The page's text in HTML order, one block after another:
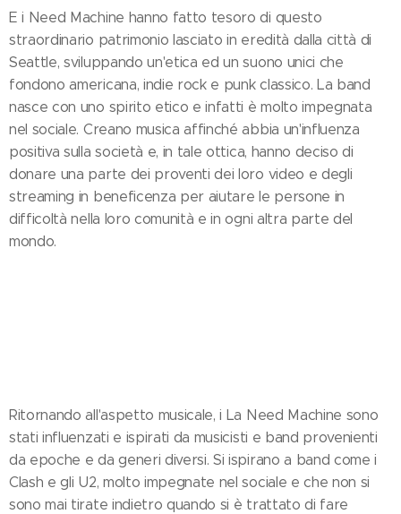
E i Need Machine hanno fatto tesoro di questo
straordinario patrimonio lasciato in eredità dalla città di
Seattle, sviluppando un'etica ed un suono unici che
fondono americana, indie rock e punk classico. La band
nasce con uno spirito etico e infatti è molto impegnata
nel sociale. Creano musica affinché abbia un'influenza
positiva sulla società e, in tale ottica, hanno deciso di
donare una parte dei proventi dei loro video e degli
streaming in beneficenza per aiutare le persone in
difficoltà nella loro comunità e in ogni altra parte del
mondo.
Ritornando all'aspetto musicale, i La Need Machine sono
stati influenzati e ispirati da musicisti e band provenienti
da epoche e da generi diversi. Si ispirano a band come i
Clash e gli U2, molto impegnate nel sociale e che non si
sono mai tirate indietro quando si è trattato di fare